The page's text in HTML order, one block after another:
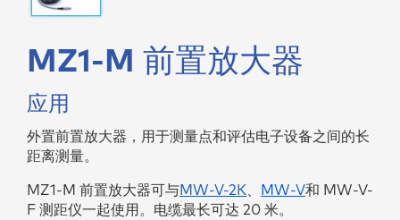
MZ1-M 前置放大器
应用
外置前置放大器，用于测量点和评估电子设备之间的长
距离测量。
MZ1-M 前置放大器可与MW-V-2K、 MW-V和 MW-V-
F 测距仪一起使用。电缆最长可达 20 米。